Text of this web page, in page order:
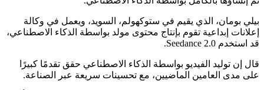
بيلي بومان، الذي يقيم في ستوكهولم، السويد، ويعمل في وكالة
إعلانات إبداعية تقوم بإنتاج محتوى مولد بواسطة الذكاء الاصطناعي،
قد استخدم Seedance 2.0.
قال إن توليد الفيديو بواسطة الذكاء الاصطناعي حقق تقدمًا كبيرًا
على مدى العامين الماضيين، مع تحسينات سريعة عبر الصناعة.